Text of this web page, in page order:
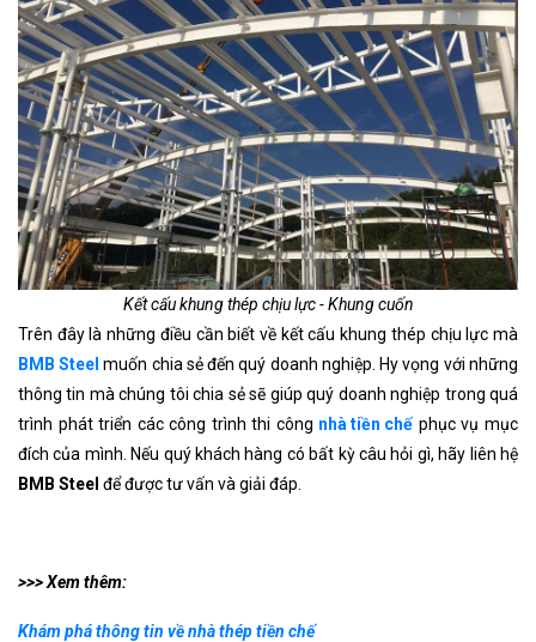
Kết cấu khung thép chịu lực - Khung cuốn
Trên đây là những điều cần biết về kết cấu khung thép chịu lực mà
BMB Steel muốn chia sẻ đến quý doanh nghiệp. Hy vọng với những
thông tin mà chúng tôi chia sẻ sẽ giúp quý doanh nghiệp trong quá
trình phát triển các công trình thi công nhà tiền chế phục vụ mục
đích của mình. Nếu quý khách hàng có bất kỳ câu hỏi gì, hãy liên hệ
BMB Steel để được tư vấn và giải đáp.
>>> Xem thêm:
Khám phá thông tin về nhà thép tiền chế